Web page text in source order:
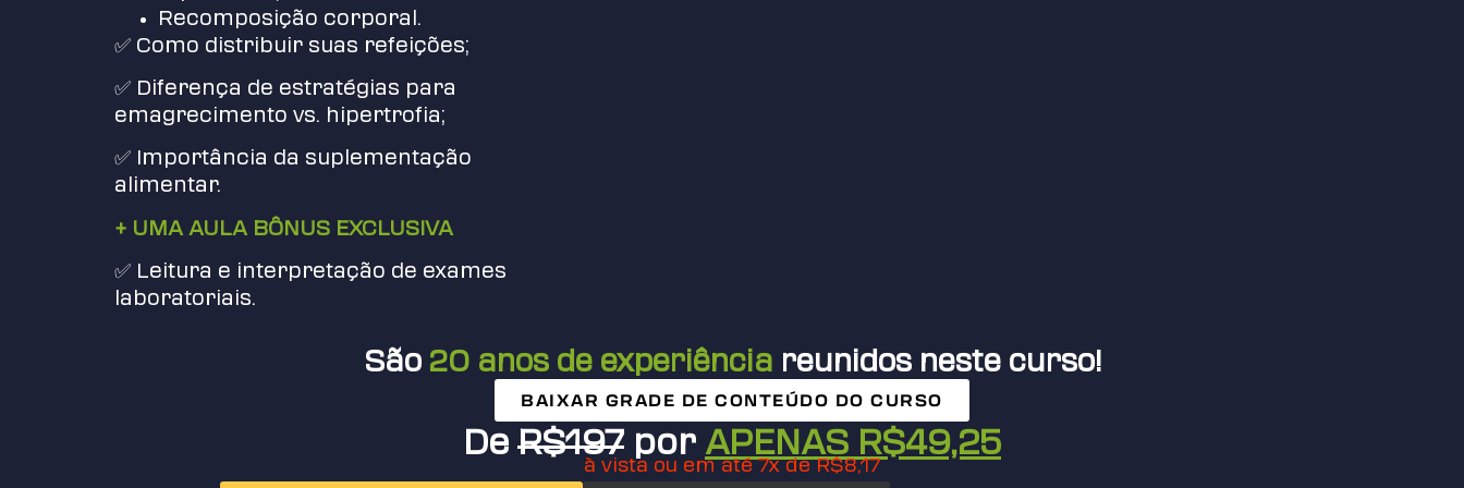
Recomposição corporal.
✅ Como distribuir suas refeições;
✅ Diferença de estratégias para
emagrecimento vs. hipertrofia;
✅ Importância da suplementação
alimentar.
+ UMA AULA BÔNUS EXCLUSIVA
✅ Leitura e interpretação de exames
laboratoriais.
São 20 anos de experiência reunidos neste curso!
BAIXAR GRADE DE CONTEÚDO DO CURSO
De R$197 por APENAS R$49,25
à vista ou em até 7x de R$8,17